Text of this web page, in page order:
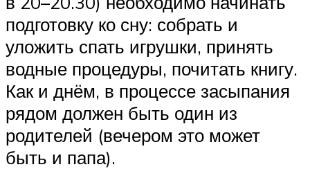
подготовку ко сну: собрать и
уложить спать игрушки, принять
водные процедуры, почитать книгу.
Как и днём, в процессе засыпания
рядом должен быть один из
родителей (вечером это может
быть и папа).